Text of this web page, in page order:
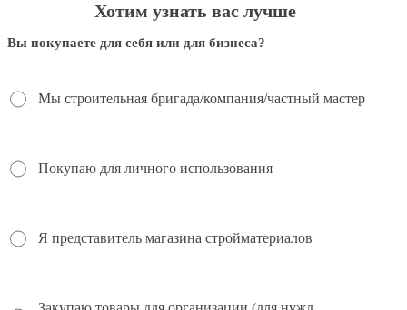
Хотим узнать вас лучше
Вы покупаете для себя или для бизнеса?
Мы строительная бригада/компания/частный мастер
Покупаю для личного использования
Я представитель магазина стройматериалов